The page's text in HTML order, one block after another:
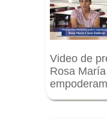
Video de
Rosa